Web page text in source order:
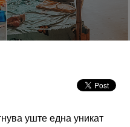
уште една уникат